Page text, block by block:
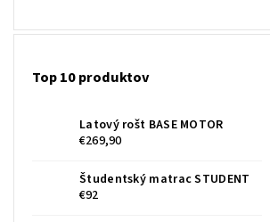
Top 10 produktov
Latový rošt BASE MOTOR
€269,90
Študentský matrac STUDENT
€92